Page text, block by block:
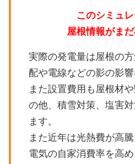
このシミュ
屋根情報がま
実際の発電量は屋根の
配や電線などの影の影
また設置費用も屋根材
の他、積雪対策、塩害
ます。
また近年は光熱費が高
電気の自家消費率を高